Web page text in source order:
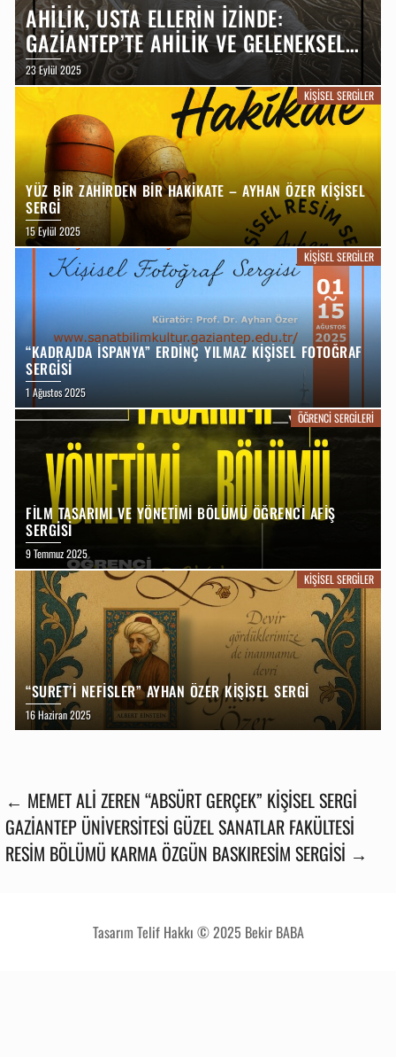
AHİLİK, USTA ELLERİN İZİNDE:
GAZİANTEP’TE AHİLİK VE GELENEKSEL
MESLEKLER – BAYRAM BOZHÜYÜK
KİŞİSEL FOTOĞRAF SERGİSİ
23 Eylül 2025
KIŞISEL SERGILER
YÜZ BİR ZAHİRDEN BİR HAKİKATE – AYHAN ÖZER KİŞİSEL
SERGİ
15 Eylül 2025
KIŞISEL SERGILER
“KADRAJDA İSPANYA” ERDINÇ YILMAZ KIŞISEL FOTOĞRAF
SERGISI
1 Ağustos 2025
ÖĞRENCI SERGILERI
FİLM TASARIMI VE YÖNETİMİ BÖLÜMÜ ÖĞRENCİ AFİŞ
SERGİSİ
9 Temmuz 2025
KIŞISEL SERGILER
“SURET’I NEFISLER” AYHAN ÖZER KIŞISEL SERGI
16 Haziran 2025
← MEMET ALI ZEREN “ABSÜRT GERÇEK” KIŞISEL SERGI
GAZIANTEP ÜNIVERSITESI GÜZEL SANATLAR FAKÜLTESI
RESIM BÖLÜMÜ KARMA ÖZGÜN BASKIRESIM SERGISI →
Tasarım Telif Hakkı © 2025 Bekir BABA